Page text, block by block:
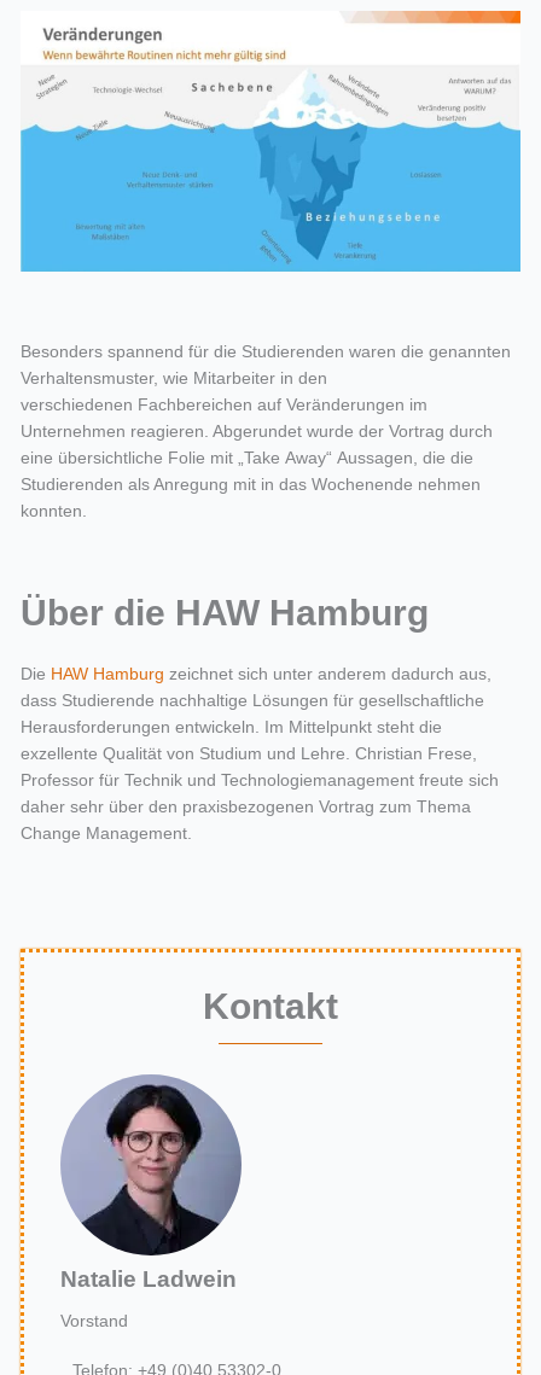
Besonders spannend für die Studierenden waren die genannten
Verhaltensmuster, wie Mitarbeiter in den
verschiedenen Fachbereichen auf Veränderungen im
Unternehmen reagieren. Abgerundet wurde der Vortrag durch
eine übersichtliche Folie mit „Take Away“ Aussagen, die die
Studierenden als Anregung mit in das Wochenende nehmen
konnten.
Über die HAW Hamburg
Die HAW Hamburg zeichnet sich unter anderem dadurch aus,
dass Studierende nachhaltige Lösungen für gesellschaftliche
Herausforderungen entwickeln. Im Mittelpunkt steht die
exzellente Qualität von Studium und Lehre. Christian Frese,
Professor für Technik und Technologiemanagement freute sich
daher sehr über den praxisbezogenen Vortrag zum Thema
Change Management.
Kontakt
Natalie Ladwein
Vorstand
Telefon: +49 (0)40 53302-0